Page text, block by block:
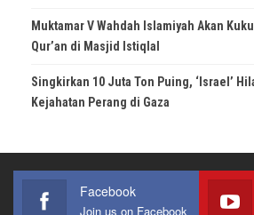
Muktamar V Wahdah Islamiyah Akan
Qur’an di Masjid Istiqlal
Singkirkan 10 Juta Ton Puing, ‘Israel’
Kejahatan Perang di Gaza
Facebook
Join us on Facebook